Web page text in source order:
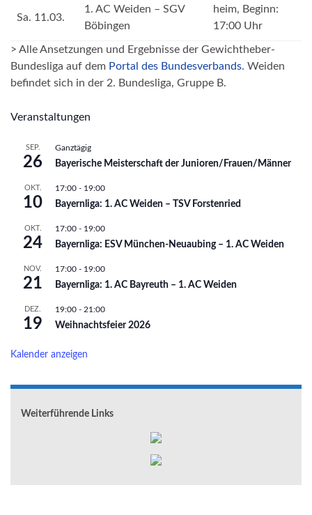
Sa. 11.03.
1. AC Weiden – SGV
Böbingen
heim, Beginn:
17:00 Uhr
> Alle Ansetzungen und Ergebnisse der Gewichtheber-
Bundesliga auf dem Portal des Bundesverbands. Weiden
befindet sich in der 2. Bundesliga, Gruppe B.
Veranstaltungen
SEP.
26
Ganztägig
Bayerische Meisterschaft der Junioren/Frauen/Männer
OKT.
10
17:00 - 19:00
Bayernliga: 1. AC Weiden – TSV Forstenried
OKT.
24
17:00 - 19:00
Bayernliga: ESV München-Neuaubing – 1. AC Weiden
NOV.
21
17:00 - 19:00
Bayernliga: 1. AC Bayreuth – 1. AC Weiden
DEZ.
19
19:00 - 21:00
Weihnachtsfeier 2026
Kalender anzeigen
Weiterführende Links